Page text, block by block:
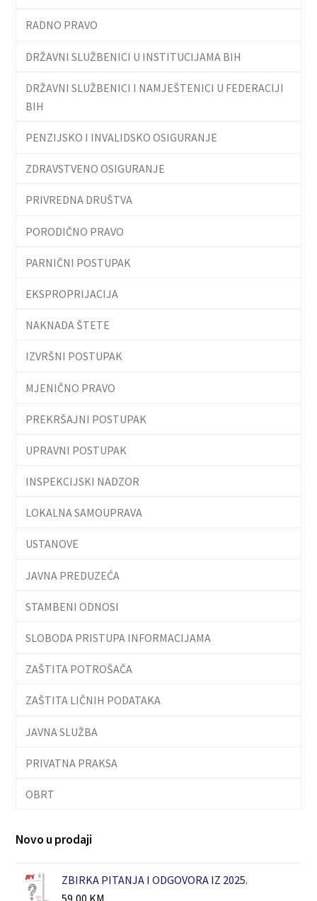
RADNO PRAVO
DRŽAVNI SLUŽBENICI U INSTITUCIJAMA BIH
DRŽAVNI SLUŽBENICI I NAMJEŠTENICI U FEDERACIJI
BIH
PENZIJSKO I INVALIDSKO OSIGURANJE
ZDRAVSTVENO OSIGURANJE
PRIVREDNA DRUŠTVA
PORODIČNO PRAVO
PARNIČNI POSTUPAK
EKSPROPRIJACIJA
NAKNADA ŠTETE
IZVRŠNI POSTUPAK
MJENIČNO PRAVO
PREKRŠAJNI POSTUPAK
UPRAVNI POSTUPAK
INSPEKCIJSKI NADZOR
LOKALNA SAMOUPRAVA
USTANOVE
JAVNA PREDUZEĆA
STAMBENI ODNOSI
SLOBODA PRISTUPA INFORMACIJAMA
ZAŠTITA POTROŠAČA
ZAŠTITA LIČNIH PODATAKA
JAVNA SLUŽBA
PRIVATNA PRAKSA
OBRT
Novo u prodaji
ZBIRKA PITANJA I ODGOVORA IZ 2025.